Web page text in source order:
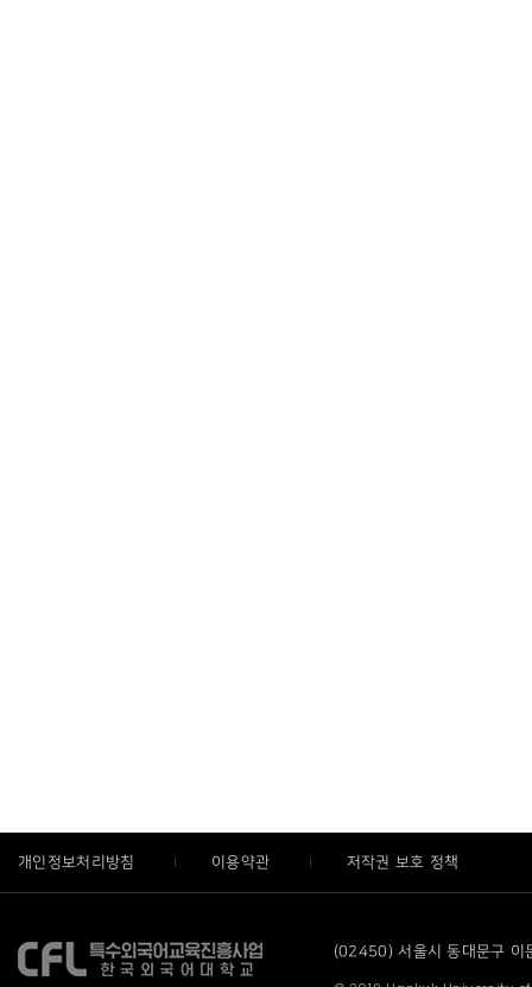
개인정보처리방침 이용약관 저작권 보호 정책
(02450) 서울시 동대문구